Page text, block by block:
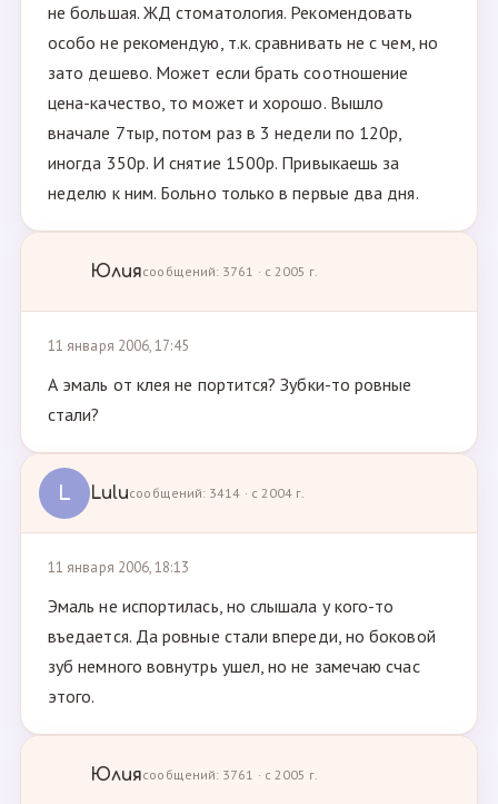
не большая. ЖД стоматология. Рекомендовать
особо не рекомендую, т.к. сравнивать не с чем, но
зато дешево. Может если брать соотношение
цена-качество, то может и хорошо. Вышло
вначале 7тыр, потом раз в 3 недели по 120р,
иногда 350р. И снятие 1500р. Привыкаешь за
неделю к ним. Больно только в первые два дня.
Юлиясообщений: 3761 · с 2005 г.
11 января 2006, 17:45
А эмаль от клея не портится? Зубки-то ровные
стали?
L Luluсообщений: 3414 · с 2004 г.
11 января 2006, 18:13
Эмаль не испортилась, но слышала у кого-то
въедается. Да ровные стали впереди, но боковой
зуб немного вовнутрь ушел, но не замечаю счас
этого.
Юлиясообщений: 3761 · с 2005 г.